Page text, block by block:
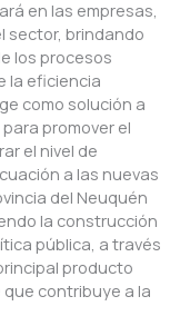
en las empresas,
sector, brindando
los procesos
la eficiencia
como solución a
promover el
el nivel de
a las nuevas
del Neuquén
la construcción
pública, a través
producto
contribuye a la